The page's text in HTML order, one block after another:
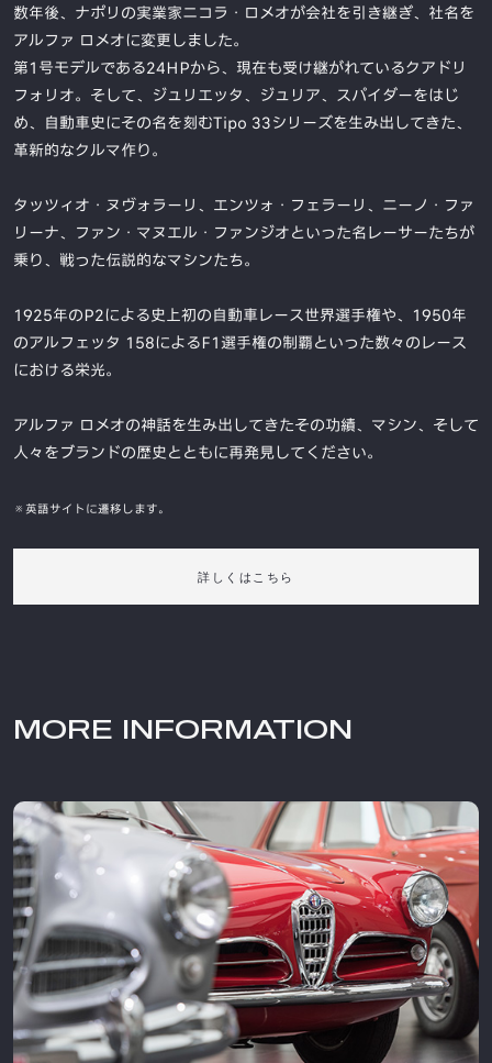
数年後、ナポリの実業家ニコラ・ロメオが会社を引き継ぎ、社名を
アルファ ロメオに変更しました。
第1号モデルである24HPから、現在も受け継がれているクアドリ
フォリオ。そして、ジュリエッタ、ジュリア、スパイダーをはじ
め、自動車史にその名を刻むTipo 33シリーズを生み出してきた、
革新的なクルマ作り。
タッツィオ・ヌヴォラーリ、エンツォ・フェラーリ、ニーノ・ファ
リーナ、ファン・マヌエル・ファンジオといった名レーサーたちが
乗り、戦った伝説的なマシンたち。
1925年のP2による史上初の自動車レース世界選手権や、1950年
のアルフェッタ 158によるF1選手権の制覇といった数々のレース
における栄光。
アルファ ロメオの神話を生み出してきたその功績、マシン、そして
人々をブランドの歴史とともに再発見してください。
※英語サイトに遷移します。
詳しくはこちら
MORE INFORMATION